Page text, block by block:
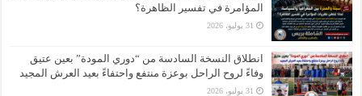
المؤامرة في تفسير الظاهرة؟
31 يوليو، 2026
انطلاق النسخة السادسة من “دوري المودة” بعين عتيق
وفاءً لروح الراحل بوعزة منتفع واحتفاءً بعيد العرش المجيد
31 يوليو، 2026